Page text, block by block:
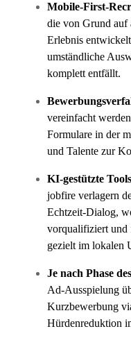
Mobile-First-
die von Grund auf
Erlebnis
umständliche
komplett entfällt.
vereinfacht
Formulare in der
und Talente zur
KI-gestützte
jobfire verlagern
Echtzeit-Dialog,
vorqualifiziert und
gezielt im lokalen
Je nach Phase
Ad-Ausspielung
Kurzbewerbung
Hürdenreduktion